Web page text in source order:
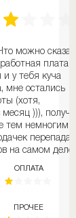
можно
плата?
у тебя куча
мне остались
(хотя,
))),
тем немногим
на самом деле
норма (это
ОПЛАТА
ПРОЧЕЕ